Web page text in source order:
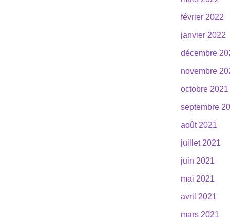
février 2022
janvier 2022
décembre
novembre
octobre 2021
septembre
août 2021
juillet 2021
juin 2021
mai 2021
avril 2021
mars 2021